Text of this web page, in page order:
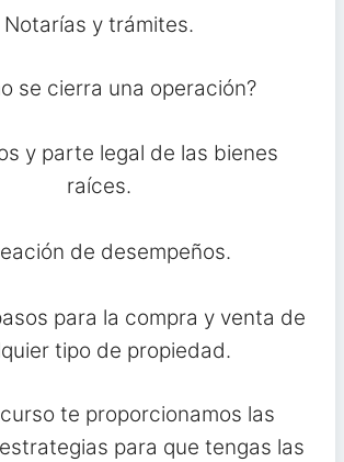
Notarías y trámites.
se cierra una operación?
y parte legal de las bienes
raíces.
de desempeños.
para la compra y venta de
tipo de propiedad.
te proporcionamos las
para que tengas las